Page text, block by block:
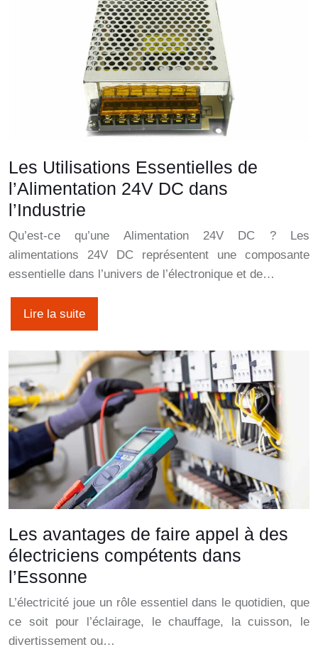
Les Utilisations Essentielles de
l’Alimentation 24V DC dans
l’Industrie
Qu’est-ce qu’une Alimentation 24V DC ? Les
alimentations 24V DC représentent une composante
essentielle dans l’univers de l’électronique et de…
Lire la suite
Les avantages de faire appel à des
électriciens compétents dans
l’Essonne
L’électricité joue un rôle essentiel dans le quotidien, que
ce soit pour l’éclairage, le chauffage, la cuisson, le
divertissement ou…